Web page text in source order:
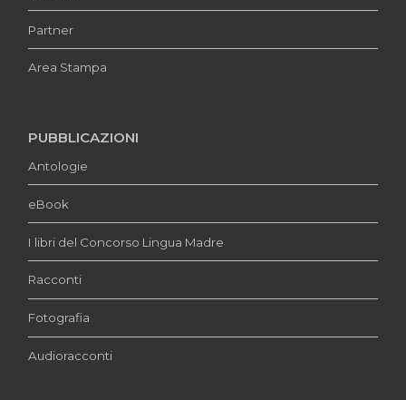
Partner
Area Stampa
PUBBLICAZIONI
Antologie
eBook
I libri del Concorso Lingua Madre
Racconti
Fotografia
Audioracconti